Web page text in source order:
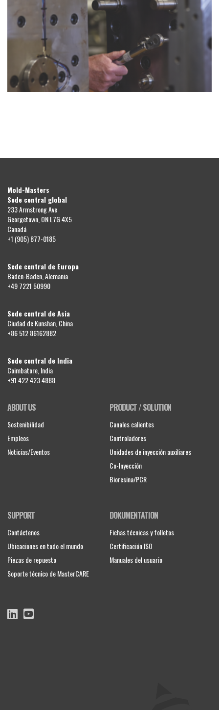
Mold-Masters
Sede central global
233 Armstrong Ave
Georgetown, ON L7G 4X5
Canadá
+1 (905) 877-0185
Sede central de Europa
Baden-Baden, Alemania
+49 7221 50990
Sede central de Asia
Ciudad de Kunshan, China
+86 512 86162882
Sede central de India
Coimbatore, India
+91 422 423 4888
ABOUT US
Sostenibilidad
Empleos
Noticias/Eventos
SUPPORT
Contáctenos
Ubicaciones en todo el mundo
Piezas de repuesto
Soporte técnico de MasterCARE
PRODUCT / SOLUTION
Canales calientes
Controladores
Unidades de inyección auxiliares
Co-Inyección
Bioresina/PCR
DOKUMENTATION
Fichas técnicas y folletos
Certificación ISO
Manuales del usuario